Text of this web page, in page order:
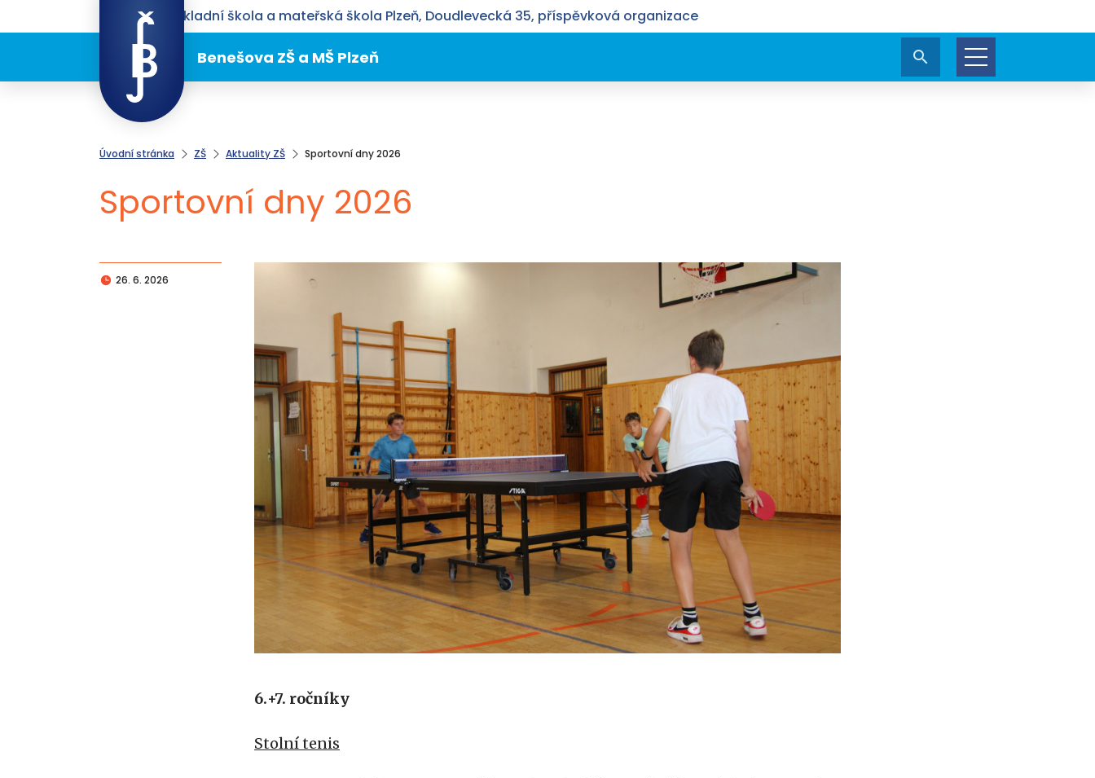
Benešova základní škola a mateřská škola Plzeň, Doudlevecká 35, příspěvková organizace
Benešova ZŠ a MŠ Plzeň
Úvodní stránka ZŠ Aktuality ZŠ Sportovní dny 2026
Sportovní dny 2026
26. 6. 2026
6.+7. ročníky
Stolní tenis